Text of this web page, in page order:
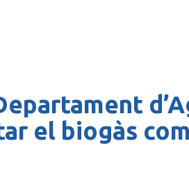
el biogàs